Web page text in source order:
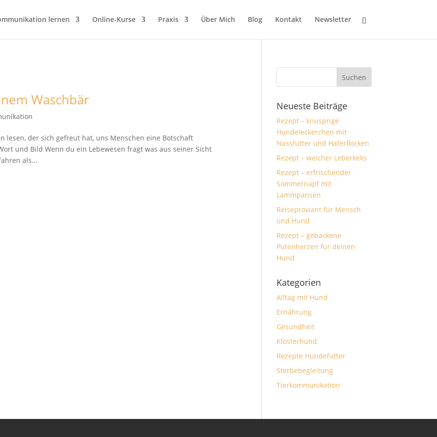
lernen Online-Kurse Praxis Über Mich Blog Kontakt Newsletter
Waschbär
lesen, der sich gefreut hat, uns Menschen eine Botschaft
und Bild Wenn du ein Lebewesen fragt was aus seiner Sicht
als...
Neueste Beiträge
Rezept – knusprige
Hundeleckerchen mit
Nassfutter und Haferflocken
Rezept – weicher Leberkeks
Rezept – erfrischender
Sommernapf mit
Lammpansen
Reiseproviant für Mensch
und Hund
Rezept – gebackene
Putenherzen für deinen
Hund
Kategorien
Alltag mit Hund
Ernährung
Gesundheit
Klosterhund
Rezepte Hundefutter
Sterbebegleitung
Tierkommunikation